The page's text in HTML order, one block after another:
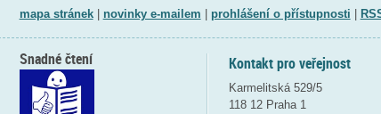
mapa stránek| novinky e-mailem prohlášení o přístupnosti
Kontakt pro veřejnost
Karmelitská 529/5
118 12 Praha 1
Snadné čtení